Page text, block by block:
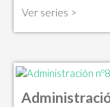
Ver series >